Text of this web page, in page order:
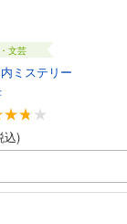
文芸
ミステリー
込)